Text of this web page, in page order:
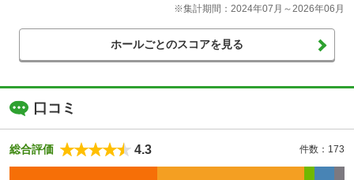
※集計期間：2024年07月～2026年06月
ホールごとのスコアを見る
口コミ
総合評価 4.3 件数：173